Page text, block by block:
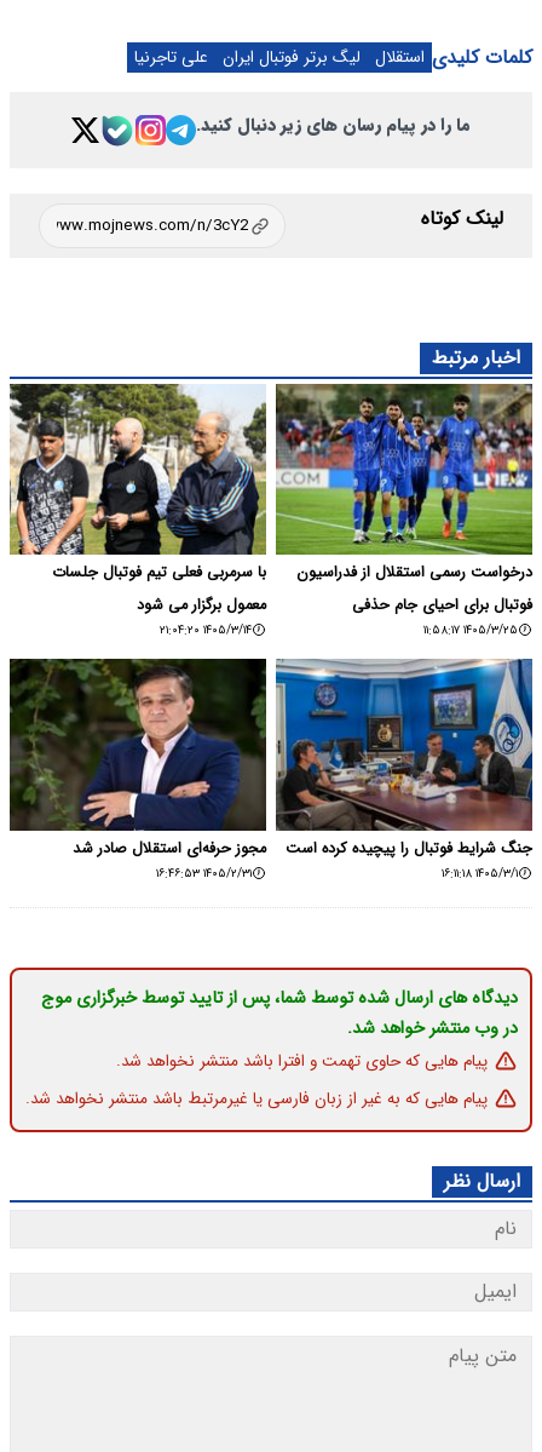
کلمات کلیدی استقلال لیگ برتر فوتبال ایران علی تاجرنیا
ما را در پیام رسان های زیر دنبال کنید.
لینک کوتاه
اخبار مرتبط
درخواست رسمی استقلال از فدراسیون
فوتبال برای احیای جام حذفی
۱۴۰۵/۳/۲۵ ۱۱:۵۸:۱۷
با سرمربی فعلی تیم فوتبال جلسات
معمول برگزار می شود
۱۴۰۵/۳/۱۴ ۲۱:۰۴:۲۰
جنگ شرایط فوتبال را پیچیده کرده است
۱۴۰۵/۳/۱ ۱۶:۱۱:۱۸
مجوز حرفه‌ای استقلال صادر شد
۱۴۰۵/۲/۳۱ ۱۶:۴۶:۵۳
دیدگاه های ارسال شده توسط شما، پس از تایید توسط خبرگزاری موج
در وب منتشر خواهد شد.
پیام هایی که حاوی تهمت و افترا باشد منتشر نخواهد شد.
پیام هایی که به غیر از زبان فارسی یا غیرمرتبط باشد منتشر نخواهد شد.
ارسال نظر